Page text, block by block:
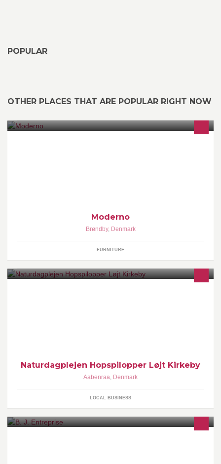
POPULAR
OTHER PLACES THAT ARE POPULAR RIGHT NOW
Moderno
Brøndby, Denmark
FURNITURE
Naturdagplejen Hopspilopper Løjt Kirkeby
Aabenraa, Denmark
LOCAL BUSINESS